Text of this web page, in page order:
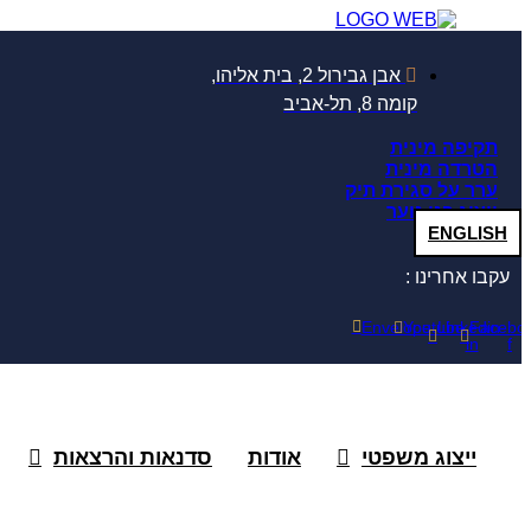
אבן גבירול 2, בית אליהו,
קומה 8, תל-אביב
תקיפה מינית
הטרדה מינית
ערר על סגירת תיק
ייצוג בני נוער
ENGLISH
עקבו אחרינו :
f
Linkedin-
in
Youtube
Envelope
ייצוג משפטי אודות סדנאות והרצאות